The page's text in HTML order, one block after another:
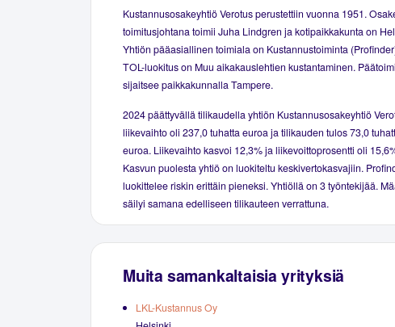
Kustannusosakeyhtiö Verotus perustettiin vuonna 1951.
toimitusjohtana toimii Juha Lindgren ja kotipaikkakunta on
Yhtiön pääasiallinen toimiala on Kustannustoiminta
TOL-luokitus on Muu aikakauslehtien kustantaminen.
sijaitsee paikkakunnalla Tampere.
2024 päättyvällä tilikaudella yhtiön Kustannusosakeyhtiö
liikevaihto oli 237,0 tuhatta euroa ja tilikauden tulos 73,0
euroa. Liikevaihto kasvoi 12,3% ja liikevoittoprosentti oli
Kasvun puolesta yhtiö on luokiteltu keskivertokasvajiin.
luokittelee riskin erittäin pieneksi. Yhtiöllä on 3 työntekijää.
säilyi samana edelliseen tilikauteen verrattuna.
Muita samankaltaisia yrityksiä
LKL-Kustannus Oy